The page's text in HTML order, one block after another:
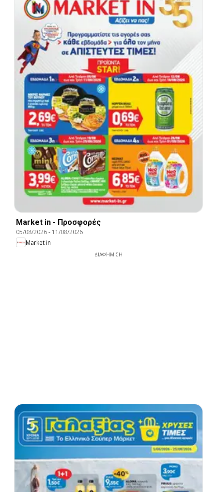
Market in - Προσφορές
05/08/2026- 11/08/2026
Market in
ΔΙΑΦΉΜΙΣΗ